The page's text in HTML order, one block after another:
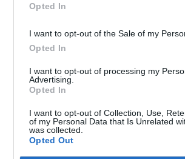
Opted In
I want to opt-out of the Sale of my
Opted In
I want to opt-out of processing my
Advertising.
Opted In
I want to opt-out of Collection, Use,
of my Personal Data that Is Unrelated
was collected.
Opted Out